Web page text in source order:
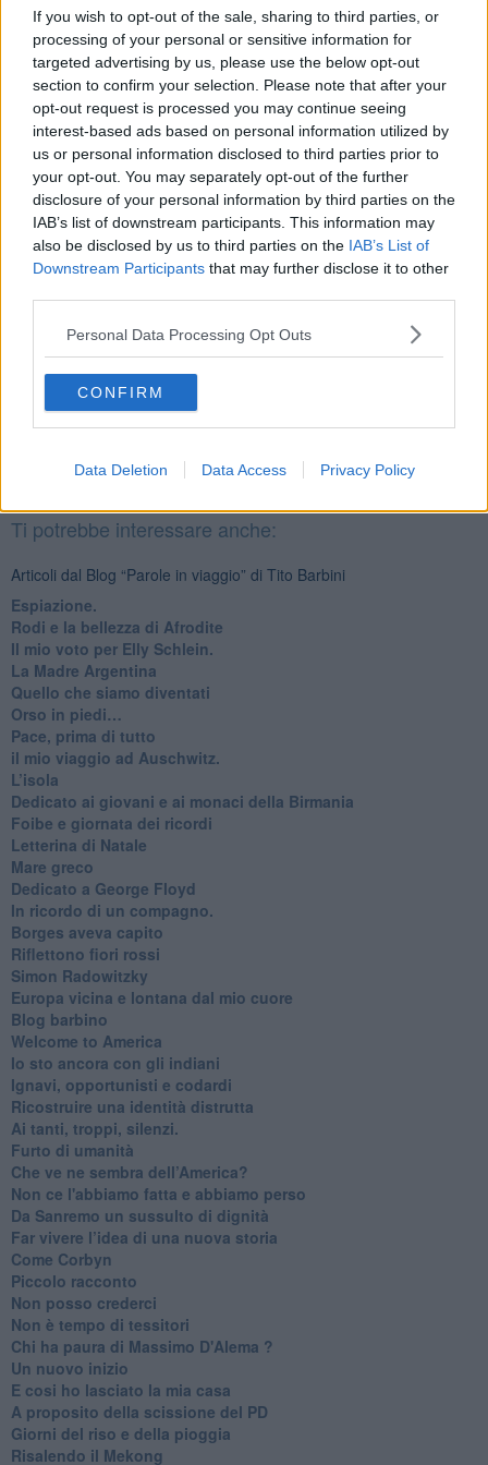
If you wish to opt-out of the sale, sharing to third parties, or
processing of your personal or sensitive information for
targeted advertising by us, please use the below opt-out
section to confirm your selection. Please note that after your
opt-out request is processed you may continue seeing
interest-based ads based on personal information utilized by
us or personal information disclosed to third parties prior to
your opt-out. You may separately opt-out of the further
disclosure of your personal information by third parties on the
IAB’s list of downstream participants. This information may
also be disclosed by us to third parties on the IAB’s List of
Downstream Participants that may further disclose it to other
Personal Data Processing Opt Outs
CONFIRM
Data Deletion Data Access Privacy Policy
inventato un personale bisogno di espiazione e ho continuato a
salire.
Da ateo impenitente, ma con un grande rispetto per il sentimento
religioso, ho espiato le colpe (non solo mie e non le peggiori) di una
sinistra incapace di salire un solo gradino, che ha consegnato,
assieme al cosiddetto centro, il Paese a questa destra pessima e
illiberale. E non solo.
Ma poi mi sono chiesto: che c’entra questo con la bellezza che sto
ammirando ? In fondo intorno a me c’è il mare, le grand blu di
Besson e mi fa stare meglio.
Tito Barbini
alle 20:00 direttamente nella tua casella di posta.
Ti potrebbe interessare anche:
Articoli dal Blog “Parole in viaggio” di Tito Barbini
Espiazione.
Rodi e la bellezza di Afrodite
​Il mio voto per Elly Schlein.
​La Madre Argentina
Quello che siamo diventati
Orso in piedi…
​Pace, prima di tutto
​il mio viaggio ad Auschwitz.
​L’isola
Dedicato ai giovani e ai monaci della Birmania
​Foibe e giornata dei ricordi
Letterina di Natale
Mare greco
​Dedicato a George Floyd
​In ricordo di un compagno.
Borges aveva capito
Riflettono fiori rossi
Simon Radowitzky
Europa vicina e lontana dal mio cuore
Blog barbino
Welcome to America
​Io sto ancora con gli indiani
​Ignavi, opportunisti e codardi
Ricostruire una identità distrutta
Ai tanti, troppi, silenzi.
​Furto di umanità
​Che ve ne sembra dell’America?
Non ce l'abbiamo fatta e abbiamo perso
​Da Sanremo un sussulto di dignità
Far vivere l’idea di una nuova storia
Come Corbyn
Piccolo racconto
Non posso crederci
Non è tempo di tessitori
Chi ha paura di Massimo D'Alema ?
Un nuovo inizio
​E cosi ho lasciato la mia casa
A proposito della scissione del PD
​Giorni del riso e della pioggia
Risalendo il Mekong